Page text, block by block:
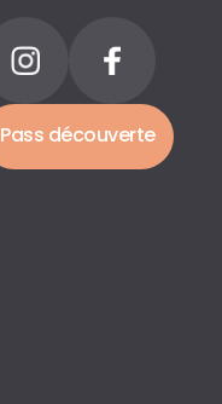
Pass découverte